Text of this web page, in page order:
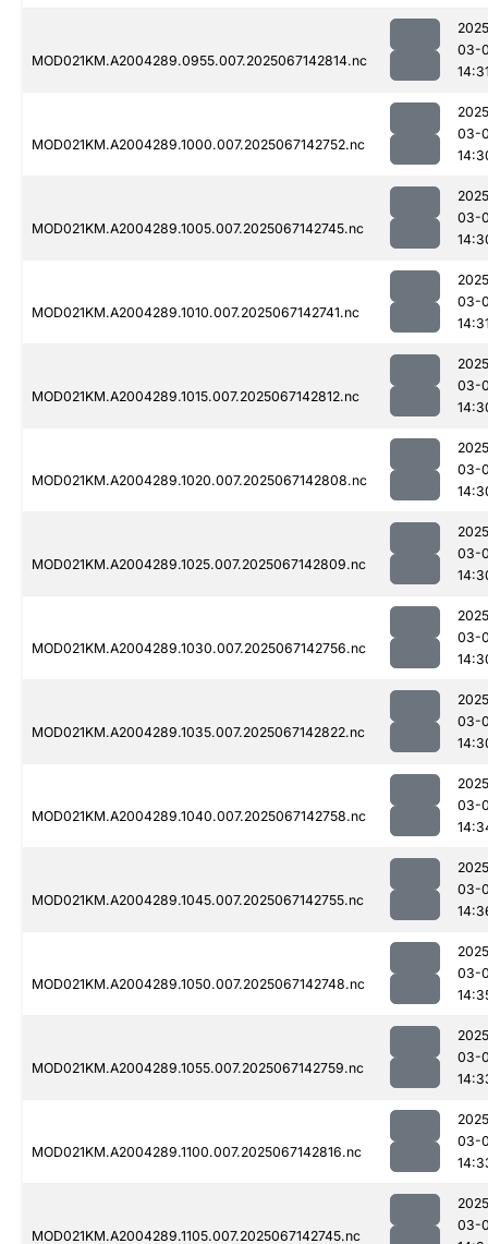
MOD021KM.A2004289.0955.007.2025067142814.nc
03-
MOD021KM.A2004289.1000.007.2025067142752.nc
03-
MOD021KM.A2004289.1005.007.2025067142745.nc
03-
MOD021KM.A2004289.1010.007.2025067142741.nc
03-
MOD021KM.A2004289.1015.007.2025067142812.nc
03-
MOD021KM.A2004289.1020.007.2025067142808.nc
03-
MOD021KM.A2004289.1025.007.2025067142809.nc
03-
MOD021KM.A2004289.1030.007.2025067142756.nc
03-
MOD021KM.A2004289.1035.007.2025067142822.nc
03-
MOD021KM.A2004289.1040.007.2025067142758.nc
03-
MOD021KM.A2004289.1045.007.2025067142755.nc
03-
MOD021KM.A2004289.1050.007.2025067142748.nc
03-
MOD021KM.A2004289.1055.007.2025067142759.nc
03-
MOD021KM.A2004289.1100.007.2025067142816.nc
03-
MOD021KM.A2004289.1105.007.2025067142745.nc
03-